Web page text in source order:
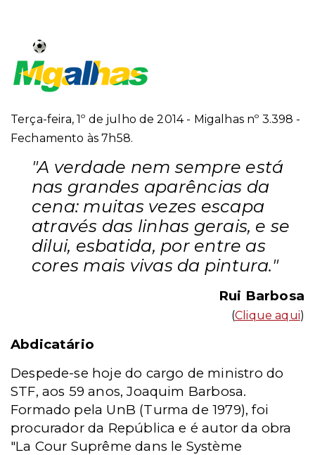
Terça-feira, 1º de julho de 2014 - Migalhas nº 3.398 -
Fechamento às 7h58.
"A verdade nem sempre está
nas grandes aparências da
cena: muitas vezes escapa
através das linhas gerais, e se
dilui, esbatida, por entre as
cores mais vivas da pintura."
Rui Barbosa
(Clique aqui)
Abdicatário
Despede-se hoje do cargo de ministro do
STF, aos 59 anos, Joaquim Barbosa.
Formado pela UnB (Turma de 1979), foi
procurador da República e é autor da obra
"La Cour Suprême dans le Système